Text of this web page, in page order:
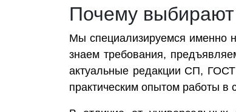
Почему
Мы специализируемся именно
знаем требования,
актуальные редакции СП, ГОСТ
практическим опытом работы в